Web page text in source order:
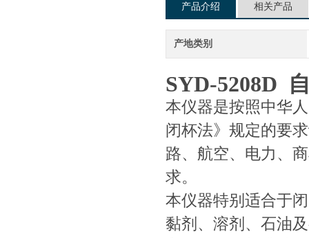
产品介绍 相关产品
产地类别
SYD-5208D
本仪器是按照中华
闭杯法》规定的要
路、航空、电力、
求。
本仪器特别适合于
黏剂、溶剂、石油